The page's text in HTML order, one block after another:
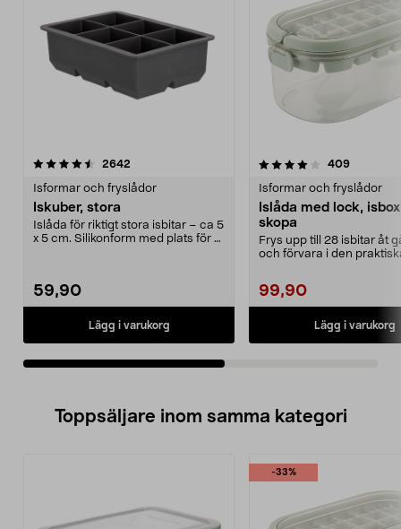
2642
Isformar och fryslådor
Iskuber, stora
Islåda för riktigt stora isbitar – ca 5
x 5 cm. Silikonform med plats för 6
59,90
Lägg i varukorg
4.0av 5 stjärnor 409
Isformar och fryslådor
Islåda med lock,
skopa
Frys upp till 28 isbitar åt
och förvara i den
99,90
Lägg i varukorg
3.5av 5 stjärnor
Toppsäljare inom samma kategori
-33%